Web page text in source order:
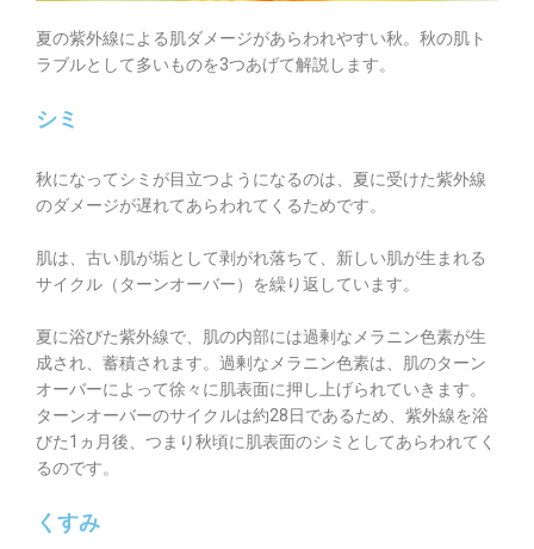
夏の紫外線による肌ダメージがあらわれやすい秋。秋の肌ト
ラブルとして多いものを3つあげて解説します。
シミ
秋になってシミが目立つようになるのは、夏に受けた紫外線
のダメージが遅れてあらわれてくるためです。
肌は、古い肌が垢として剥がれ落ちて、新しい肌が生まれる
サイクル（ターンオーバー）を繰り返しています。
夏に浴びた紫外線で、肌の内部には過剰なメラニン色素が生
成され、蓄積されます。過剰なメラニン色素は、肌のターン
オーバーによって徐々に肌表面に押し上げられていきます。
ターンオーバーのサイクルは約28日であるため、紫外線を浴
びた1ヵ月後、つまり秋頃に肌表面のシミとしてあらわれてく
るのです。
くすみ